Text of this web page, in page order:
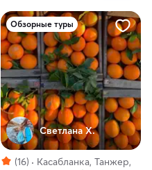
Обзорные туры
Светлана Х.
(16)
Касабланка, Танжер,